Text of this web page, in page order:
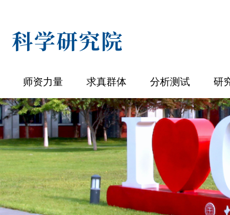
师资力量 求真群体 分析测试 研